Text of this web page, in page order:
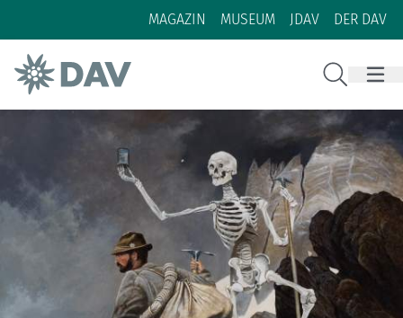
Zum Inhalt
Zur Footer-Navigation
MAGAZIN MUSEUM JDAV DER DAV